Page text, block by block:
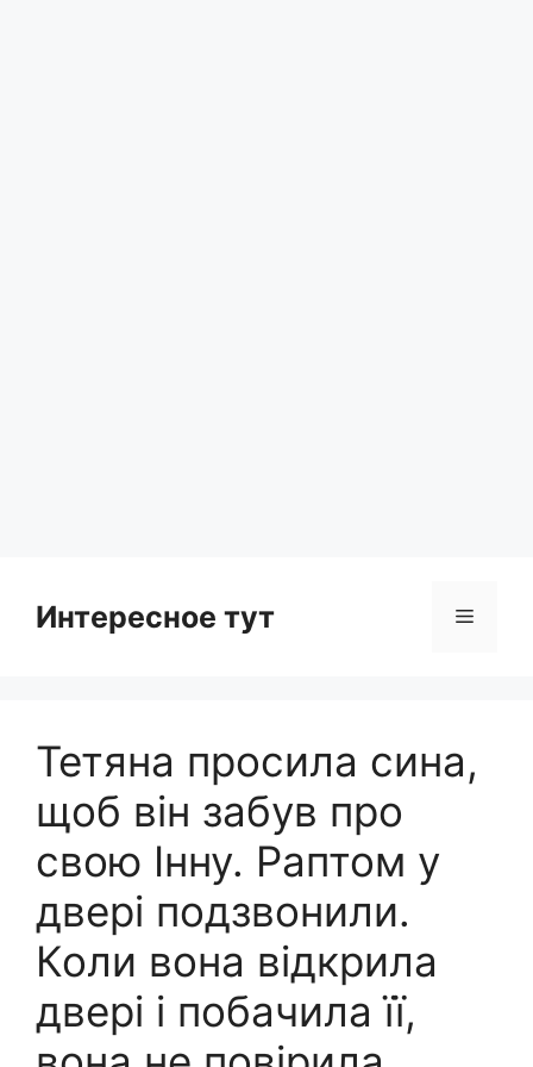
Интересное тут Menu
Тетяна просила сина,
щоб він забув про
свою Інну. Раптом у
двері подзвонили.
Коли вона відкрила
двері і побачила її,